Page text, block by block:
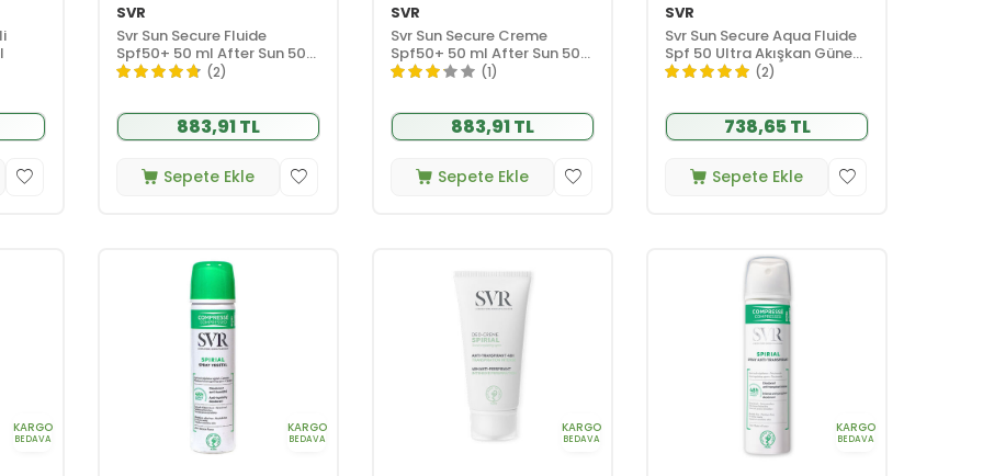
SVR
Svr Sun Secure Fluide
Spf50+ 50 ml After Sun 50
ml HEDİYE
(2)
883,91 TL
Sepete Ekle
SVR
Svr Sun Secure Creme
Spf50+ 50 ml After Sun 50
ml HEDİYE
(1)
883,91 TL
Sepete Ekle
SVR
Svr Sun Secure Aqua Fluide
Spf 50 Ultra Akışkan Güneş
Koruyucu Krem 50 ml
(2)
738,65 TL
Sepete Ekle
KARGO
BEDAVA
KARGO
BEDAVA
KARGO
BEDAVA
KARGO
BEDAVA